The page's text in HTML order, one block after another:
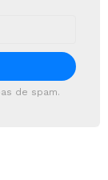
de spam.